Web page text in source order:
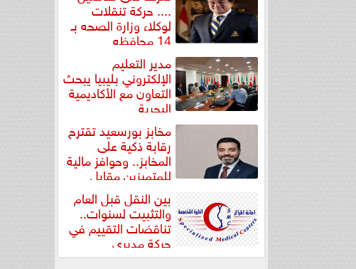
.... حركة تنقلات
لوكلاء وزارة الصحه بـ
14 محافظه
مدير التعليم
الإلكتروني بليبيا يبحث
التعاون مع الأكاديمية
البحرية
مخابز بورسعيد تقترح
رقابة ذكية على
المخابز.. وحوافز مالية
للمتميزين مقابل
بين النقل قبل العام
والتثبيت لسنوات..
تناقضات التقييم في
حركة مديري
”مستشفيات...